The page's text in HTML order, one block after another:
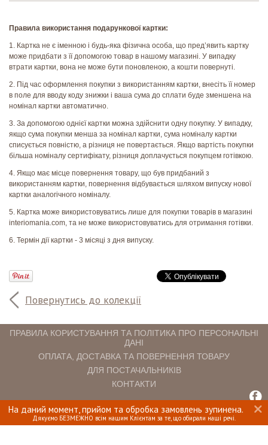
На даний момент, прийом та обробка замовлень зупинена.
Дякуємо БЕЗМЕЖНО всім нашим Клієнтам за те, що обирали наші речі.
Повернутись до колекції
Правила використання подарункової картки:
1. Картка не є іменною і будь-яка фізична особа, що пред’явить картку
може придбати з її допомогою товар в нашому магазині. У випадку
втрати картки, вона не може бути поновленою, а кошти повернуті.
2. Під час оформлення покупки з використанням картки, внесіть її номер
в поле для вводу коду знижки і ваша сума до сплати буде зменшена на
номінал картки автоматично.
3. За допомогою однієї картки можна здійснити одну покупку. У випадку,
якщо сума покупки менша за номінал картки, сума номіналу картки
списується повністю, а різниця не повертається. Якщо вартість покупки
більша номіналу сертифікату, різниця доплачується покупцем готівкою.
4. Якщо має місце повернення товару, що був придбаний з
використанням картки, повернення відбувається шляхом випуску нової
картки аналогічного номіналу.
5. Картка може використовуватись лише для покупки товарів в магазині
interiomania.com, та не може використовуватись для отримання готівки.
6. Термін дії картки - 3 місяці з дня випуску.
ПРАВИЛА КОРИСТУВАННЯ ТА ПОЛІТИКА ПРО ПЕРСОНАЛЬНІ
ДАНІ
ОПЛАТА, ДОСТАВКА ТА ПОВЕРНЕННЯ ТОВАРУ
ДЛЯ ПОСТАЧАЛЬНИКІВ
КОНТАКТИ
INTERIOMANIA © 2018. ВСІ ПРАВА ЗАХИЩЕНІ.